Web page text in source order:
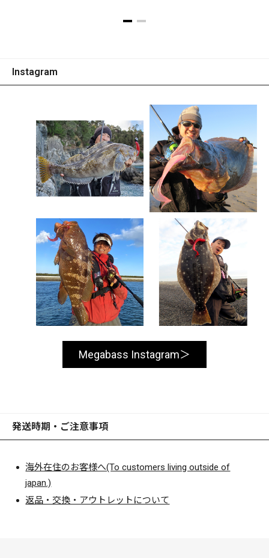
Instagram
Megabass Instagram
発送時期・ご注意事項
海外在住のお客様へ(To customers living outside of
japan.)
返品・交換・アウトレットについて